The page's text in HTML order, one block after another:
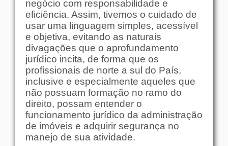
negócio com responsabilidade e
eficiência. Assim, tivemos o cuidado de
usar uma linguagem simples, acessível
e objetiva, evitando as naturais
divagações que o aprofundamento
jurídico incita, de forma que os
profissionais de norte a sul do País,
inclusive e especialmente aqueles que
não possuam formação no ramo do
direito, possam entender o
funcionamento jurídico da administração
de imóveis e adquirir segurança no
manejo de sua atividade.